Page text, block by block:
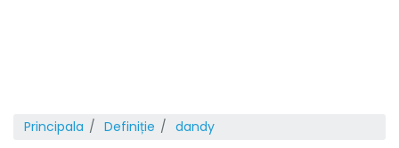
Principala Definiție dandy